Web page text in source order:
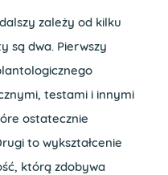
zależy od kilku
są dwa. Pierwszy
testami i innymi
ostatecznie
to wykształcenie
którą zdobywa